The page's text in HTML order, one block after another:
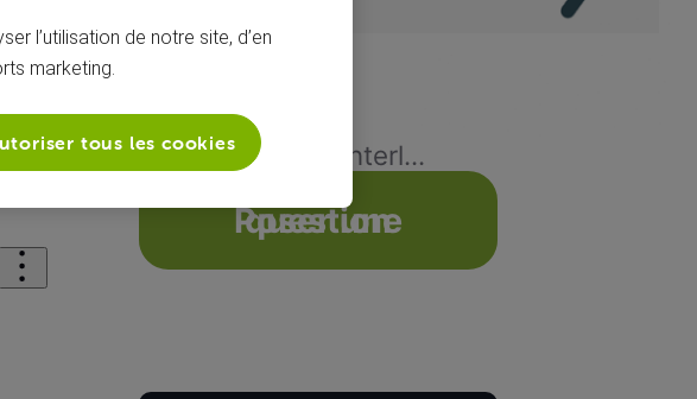
Je n'entends pas mon interl...
Poser une question
l’utilisation de notre site, d’en
marketing.
tous les cookies